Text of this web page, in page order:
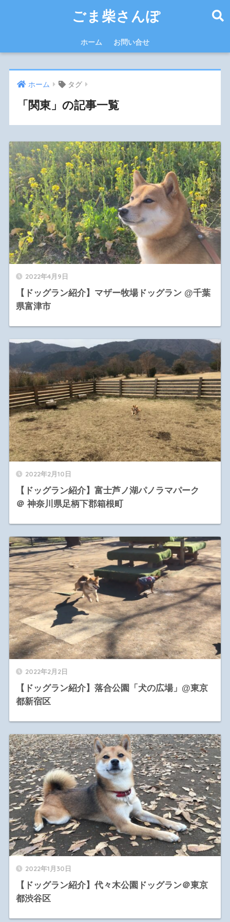
ごま柴さんぽ
ホーム お問い合せ
ホーム タグ
「関東」の記事一覧
2022年4月9日
【ドッグラン紹介】マザー牧場ドッグラン @千葉
県富津市
2022年2月10日
【ドッグラン紹介】富士芦ノ湖パノラマパーク
＠ 神奈川県足柄下郡箱根町
2022年2月2日
【ドッグラン紹介】落合公園「犬の広場」@東京
都新宿区
2022年1月30日
【ドッグラン紹介】代々木公園ドッグラン＠東京
都渋谷区